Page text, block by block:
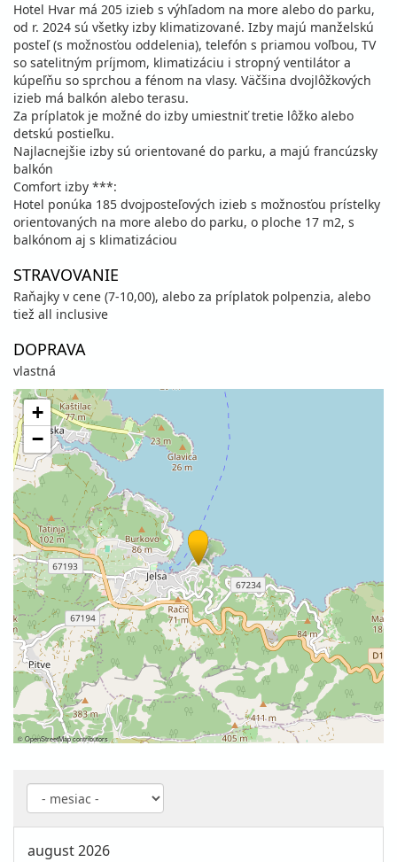
Hotel Hvar má 205 izieb s výhľadom na more alebo do parku,
od r. 2024 sú všetky izby klimatizované. Izby majú manželskú
posteľ (s možnosťou oddelenia), telefón s priamou voľbou, TV
so satelitným príjmom, klimatizáciu i stropný ventilátor a
kúpeľňu so sprchou a fénom na vlasy. Väčšina dvojlôžkových
izieb má balkón alebo terasu.
Za príplatok je možné do izby umiestniť tretie lôžko alebo
detskú postieľku.
Najlacnejšie izby sú orientované do parku, a majú francúzsky
balkón
Comfort izby ***:
Hotel ponúka 185 dvojposteľových izieb s možnosťou prístelky
orientovaných na more alebo do parku, o ploche 17 m2, s
balkónom aj s klimatizáciou
STRAVOVANIE
Raňajky v cene (7-10,00), alebo za príplatok polpenzia, alebo
tiež all inclusive
DOPRAVA
vlastná
+
−
©OpenStreetMapcontributors
august 2026